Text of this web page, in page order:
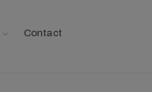
Contact